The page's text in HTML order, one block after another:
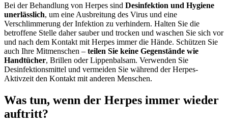
Bei der Behandlung von Herpes sind Desinfektion und Hygiene
unerlässlich, um eine Ausbreitung des Virus und eine
Verschlimmerung der Infektion zu verhindern. Halten Sie die
betroffene Stelle daher sauber und trocken und waschen Sie sich vor
und nach dem Kontakt mit Herpes immer die Hände. Schützen Sie
auch Ihre Mitmenschen – teilen Sie keine Gegenstände wie
Handtücher, Brillen oder Lippenbalsam. Verwenden Sie
Desinfektionsmittel und vermeiden Sie während der Herpes-
Aktivzeit den Kontakt mit anderen Menschen.
Was tun, wenn der Herpes immer wieder
auftritt?